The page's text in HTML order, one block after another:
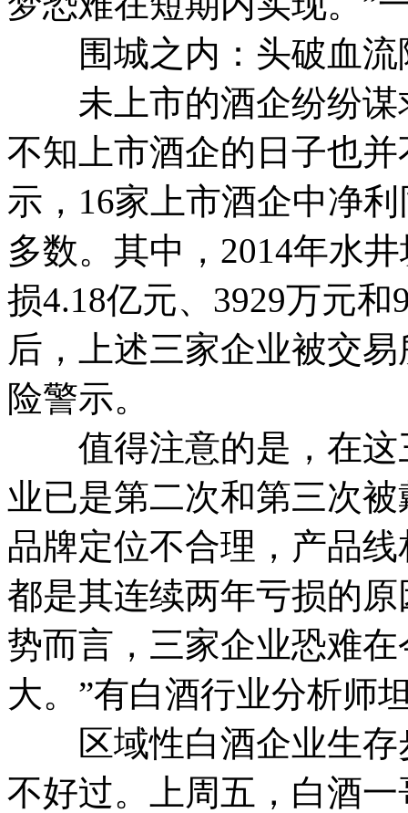
围城之内：头破血流
未上市的酒企纷纷谋
不知上市酒企的日子也
示，16家上市酒企中净
多数。其中，2014年水
损4.18亿元、3929万元
后，上述三家企业被交
险警示。
值得注意的是，在这
业已是第二次和第三次
品牌定位不合理，产品
都是其连续两年亏损的
势而言，三家企业恐难
大。”有白酒行业分析师
区域性白酒企业生存
不好过。上周五，白酒